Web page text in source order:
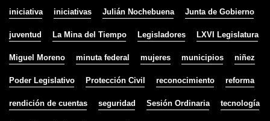
iniciativa iniciativas Julián Nochebuena Junta de Gobierno
juventud La Mina del Tiempo Legisladores LXVI Legislatura
Miguel Moreno minuta federal mujeres municipios niñez
Poder Legislativo Protección Civil reconocimiento reforma
rendición de cuentas seguridad Sesión Ordinaria tecnología